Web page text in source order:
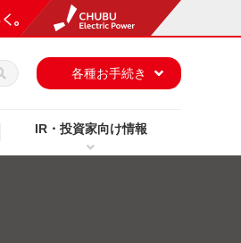
IR・投資家向け情報
各種お手続き